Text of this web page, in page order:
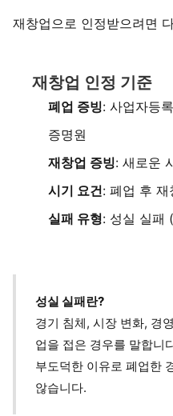
재창업으로 인정받으려면
재창업 인정 기준
폐업 증빙: 사업자등
증명원
재창업 증빙: 새로운
시기 요건: 폐업 후 재
실패 유형: 성실 실패
성실 실패란?
경기 침체, 시장 변화, 경
업을 접은 경우를 말합니
부도덕한 이유로 폐업한
않습니다.